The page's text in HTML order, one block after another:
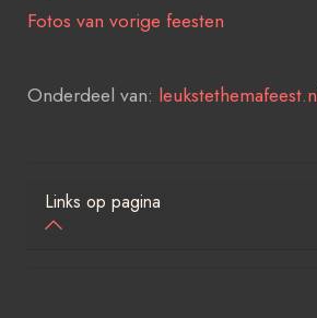
Fotos van vorige feesten
Onderdeel van:
Links op pagina